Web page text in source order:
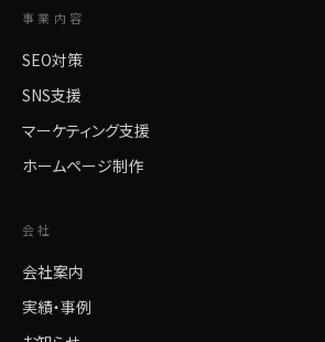
事業内容
SEO対策
SNS支援
マーケティング支援
ホームページ制作
会社
会社案内
実績・事例